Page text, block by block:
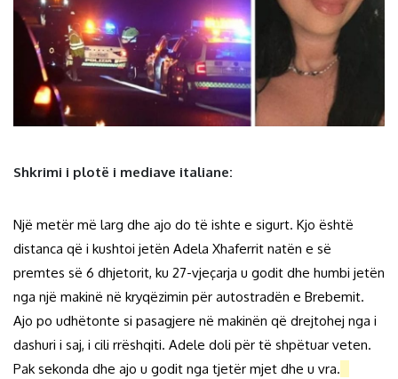
Shkrimi i plotë i mediave italiane:
Një metër më larg dhe ajo do të ishte e sigurt. Kjo është
distanca që i kushtoi jetën Adela Xhaferrit natën e së
premtes së 6 dhjetorit, ku 27-vjeçarja u godit dhe humbi jetën
nga një makinë në kryqëzimin për autostradën e Brebemit.
Ajo po udhëtonte si pasagjere në makinën që drejtohej nga i
dashuri i saj, i cili rrëshqiti. Adele doli për të shpëtuar veten.
Pak sekonda dhe ajo u godit nga tjetër mjet dhe u vra.